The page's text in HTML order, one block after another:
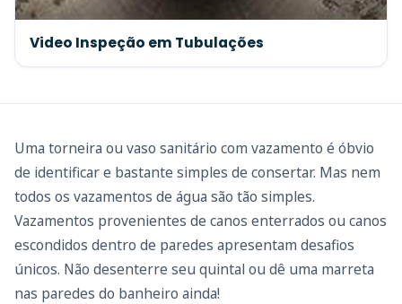
Video Inspeção em Tubulações
Uma torneira ou vaso sanitário com vazamento é óbvio
de identificar e bastante simples de consertar. Mas nem
todos os vazamentos de água são tão simples.
Vazamentos provenientes de canos enterrados ou canos
escondidos dentro de paredes apresentam desafios
únicos. Não desenterre seu quintal ou dê uma marreta
nas paredes do banheiro ainda!